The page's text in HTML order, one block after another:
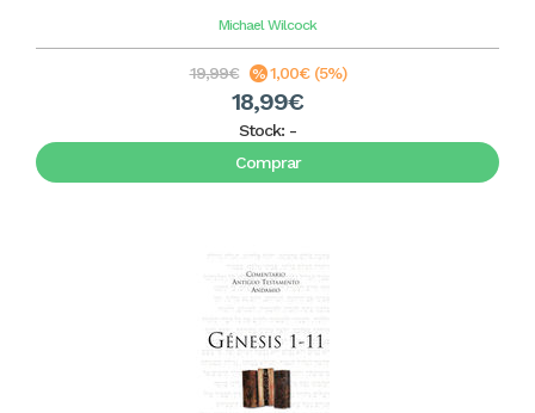
Michael Wilcock
19,99€ 1,00€ (5%)
18,99€
Stock: -
Comprar